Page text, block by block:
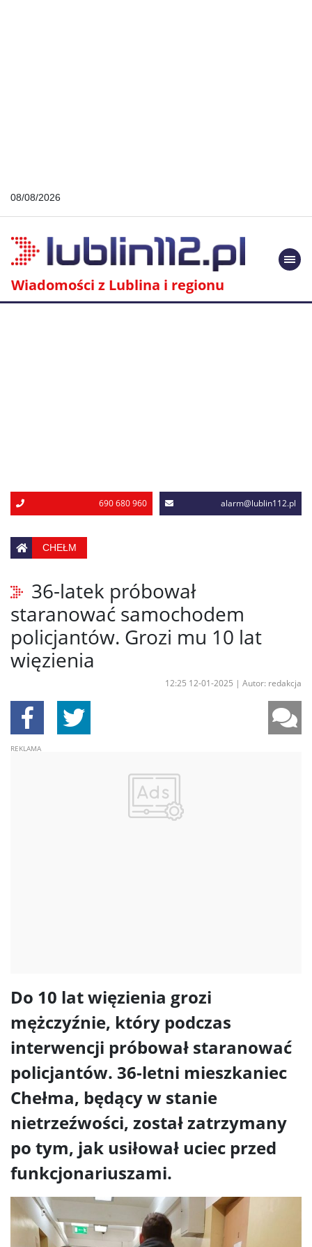
08/08/2026
Wiadomości z Lublina i regionu
690 680 960 alarm@lublin112.pl
CHEŁM
36-latek próbował
staranować samochodem
policjantów. Grozi mu 10 lat
więzienia
12:25 12-01-2025 | Autor: redakcja
Do 10 lat więzienia grozi
mężczyźnie, który podczas
interwencji próbował staranować
policjantów. 36-letni mieszkaniec
Chełma, będący w stanie
nietrzeźwości, został zatrzymany
po tym, jak usiłował uciec przed
funkcjonariuszami.